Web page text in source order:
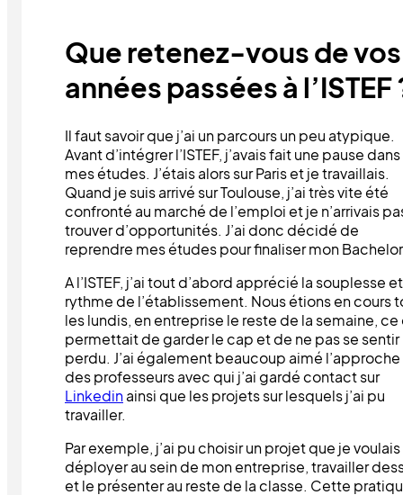
Que retenez-vous de vos
années passées à l’ISTEF
Il faut savoir que j’ai un parcours un peu atypique.
Avant d’intégrer l’ISTEF, j’avais fait une pause dans
mes études. J’étais alors sur Paris et je travaillais.
Quand je suis arrivé sur Toulouse, j’ai très vite été
confronté au marché de l’emploi et je n’arrivais
trouver d’opportunités. J’ai donc décidé de
reprendre mes études pour finaliser mon
A l’ISTEF, j’ai tout d’abord apprécié la souplesse
rythme de l’établissement. Nous étions en cours
les lundis, en entreprise le reste de la semaine, ce
permettait de garder le cap et de ne pas se sentir
perdu. J’ai également beaucoup aimé l’approche
des professeurs avec qui j’ai gardé contact sur
Linkedinainsi que les projets sur lesquels j’ai pu
travailler.
Par exemple, j’ai pu choisir un projet que je voulais
déployer au sein de mon entreprise, travailler
et le présenter au reste de la classe. Cette